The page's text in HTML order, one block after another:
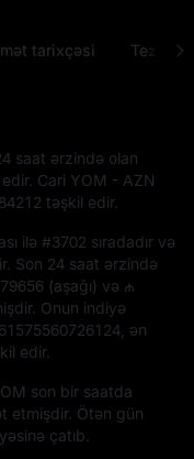
tarixçəsi Tez-tez
saat ərzində olan
Cari YOM - AZN
təşkil edir.
ilə #3702 sıradadır və
Son 24 saat ərzində
(aşağı) və ₼
Onun indiyə
, ən
edir.
son bir saatda
etmişdir. Ötən gün
çatıb.